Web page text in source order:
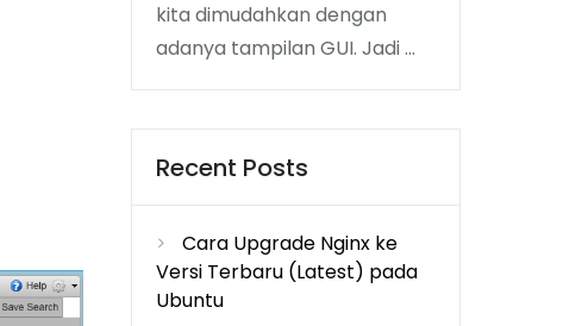
kita dimudahkan dengan
adanya tampilan GUI. Jadi ...
Recent Posts
Cara Upgrade Nginx ke
Versi Terbaru (Latest) pada
Ubuntu